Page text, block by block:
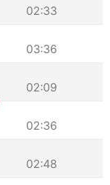
02:33
03:36
02:09
02:36
02:48